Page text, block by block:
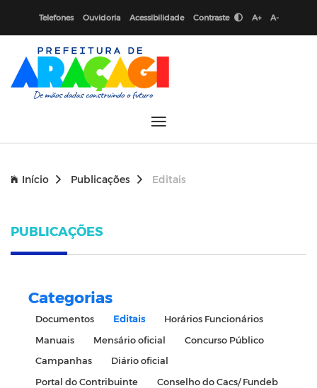
Telefones Ouvidoria Acessibilidade Contraste A+ A-
Início Publicações Editais
PUBLICAÇÕES
Categorias
Documentos Editais
Horários Funcionários
Manuais
Mensário oficial
Concurso Público
Campanhas
Diário oficial
Portal do Contribuinte
Conselho do Cacs/ Fundeb